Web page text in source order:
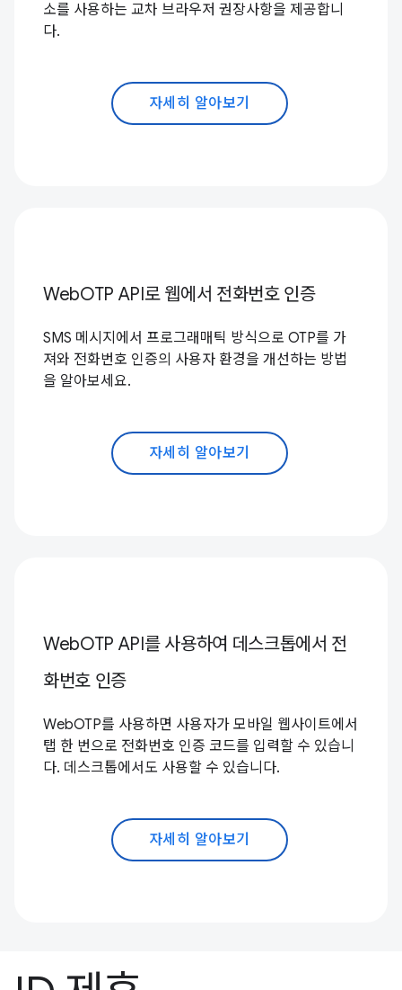
소를 사용하는 교차 브라우저 권장사항을 제공합니
다.
자세히 알아보기
WebOTP API로 웹에서 전화번호 인증
SMS 메시지에서 프로그래매틱 방식으로 OTP를 가
져와 전화번호 인증의 사용자 환경을 개선하는 방법
을 알아보세요.
자세히 알아보기
WebOTP API를 사용하여 데스크톱에서 전
화번호 인증
WebOTP를 사용하면 사용자가 모바일 웹사이트에서
탭 한 번으로 전화번호 인증 코드를 입력할 수 있습니
다. 데스크톱에서도 사용할 수 있습니다.
자세히 알아보기